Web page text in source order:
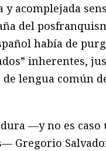
y acomplejada
del
había de
inherentes,
lengua común
—y no es caso
Gregorio